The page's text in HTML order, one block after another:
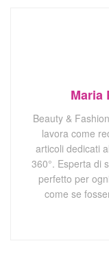
Maria
Beauty &
lavora come
articoli dedicati
360°. Esperta di
perfetto per
come se